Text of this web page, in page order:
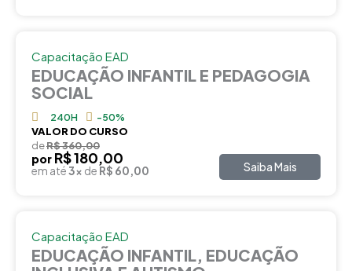
Capacitação EAD
EDUCAÇÃO INFANTIL E PEDAGOGIA
SOCIAL
240H -50%
VALOR DO CURSO
deR$ 360,00
por R$ 180,00
em até3x de R$ 60,00 Saiba Mais
Capacitação EAD
EDUCAÇÃO INFANTIL, EDUCAÇÃO